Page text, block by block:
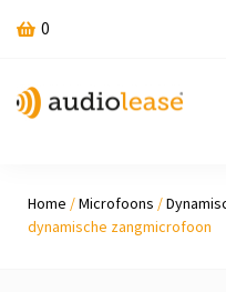
0
Home /Microfoons /
dynamische zangmicrofoon